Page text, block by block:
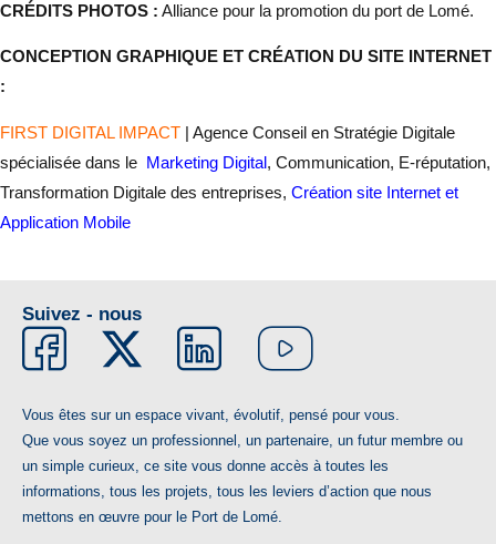
CRÉDITS PHOTOS : Alliance pour la promotion du port de Lomé.
CONCEPTION GRAPHIQUE ET CRÉATION DU SITE INTERNET
:
FIRST DIGITAL IMPACT | Agence Conseil en Stratégie Digitale
spécialisée dans le Marketing Digital, Communication, E-réputation,
Transformation Digitale des entreprises, Création site Internet et
Application Mobile
Suivez - nous
Vous êtes sur un espace vivant, évolutif, pensé pour vous.
Que vous soyez un professionnel, un partenaire, un futur membre ou
un simple curieux, ce site vous donne accès à toutes les
informations, tous les projets, tous les leviers d’action que nous
mettons en œuvre pour le Port de Lomé.